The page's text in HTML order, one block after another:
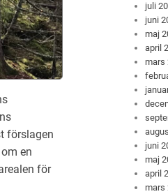
förslagen
en
för
juli
juni
maj
april
mars
juni
maj
april
mars